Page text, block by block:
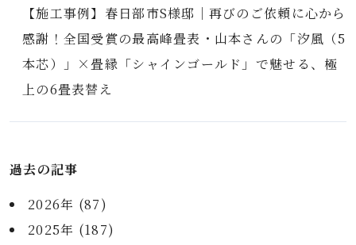
【施工事例】春日部市S様邸｜再びのご依頼に心から
感謝！全国受賞の最高峰畳表・山本さんの「汐風（5
本芯）」×畳縁「シャインゴールド」で魅せる、極
上の6畳表替え
過去の記事
2026年 (87)
2025年 (187)